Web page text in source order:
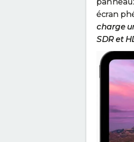
écran
charge
SDR et